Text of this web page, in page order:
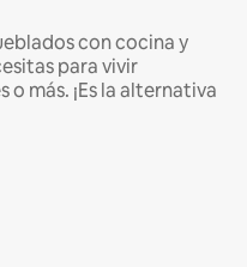
con cocina y
para vivir
más. ¡Es la alternativa